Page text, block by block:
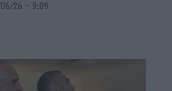
26 – 9:09